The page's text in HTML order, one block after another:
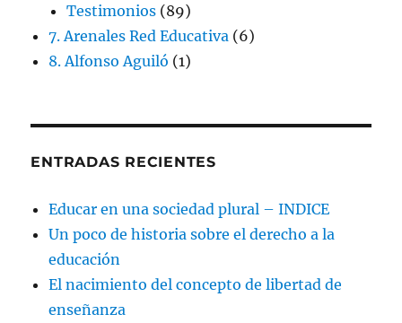
Testimonios (89)
7. Arenales Red Educativa (6)
8. Alfonso Aguiló (1)
ENTRADAS RECIENTES
Educar en una sociedad plural – INDICE
Un poco de historia sobre el derecho a la
educación
El nacimiento del concepto de libertad de
enseñanza